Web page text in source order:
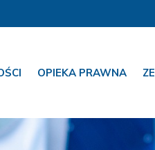
OPIEKA PRAWNA